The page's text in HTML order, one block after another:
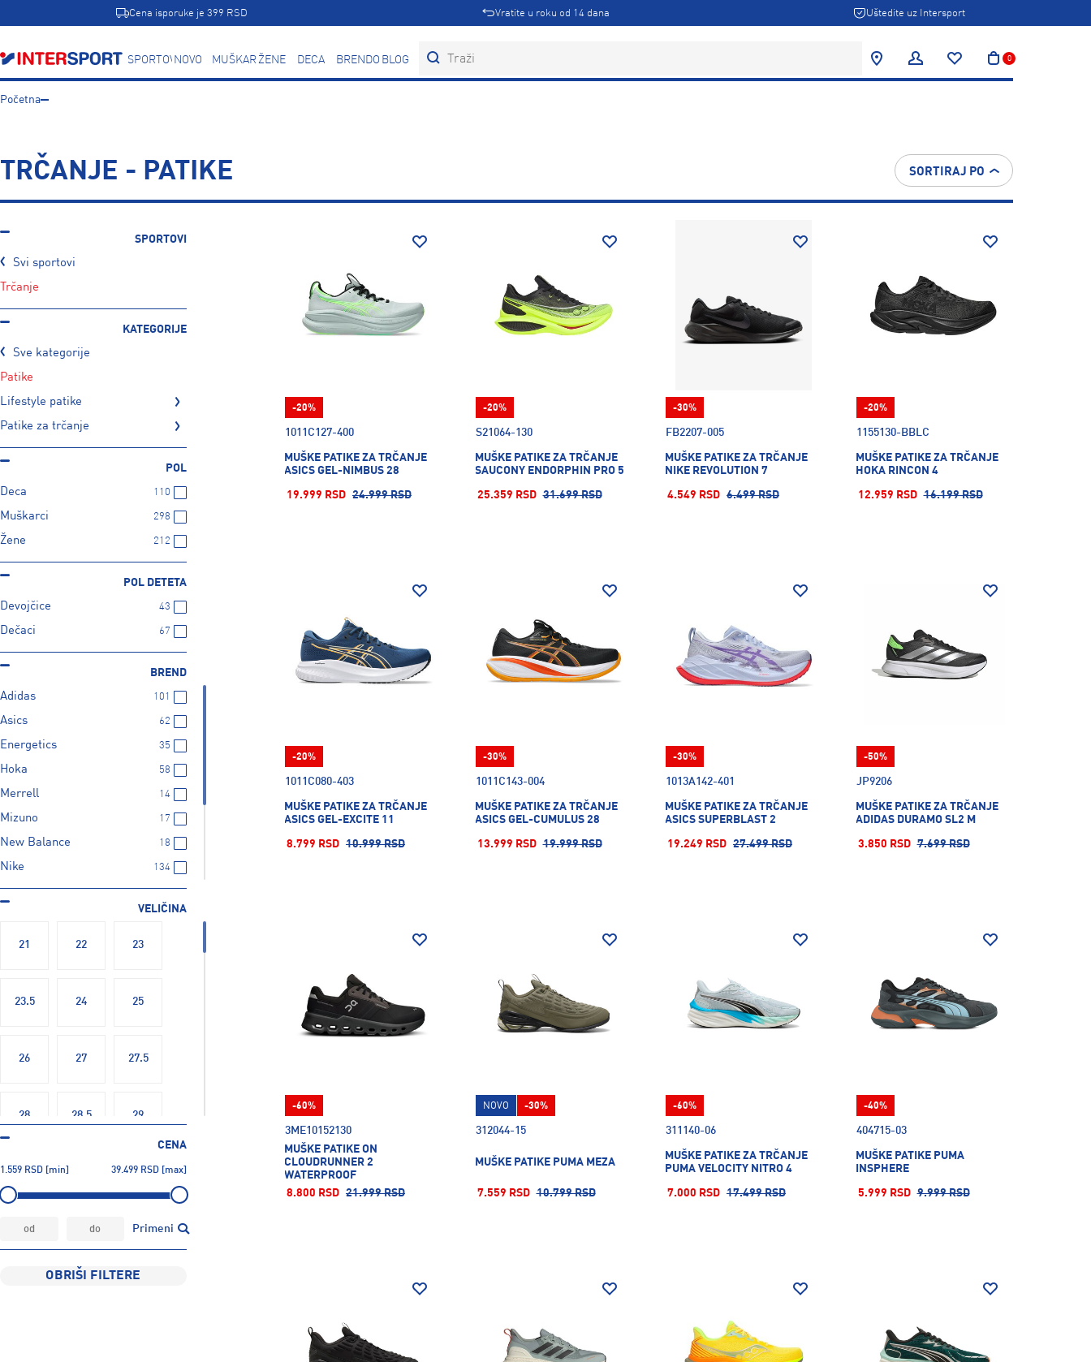
Cena isporuke je 399 RSD Vratite u roku od 14 dana Uštedite uz Intersport
SPORTOVINOVO MUŠKARCIŽENE DECA BRENDOVIBLOG 0
Početna
TRČANJE - PATIKE SORTIRAJ PO
SPORTOVI
Svi sportovi
trčanje
KATEGORIJE
Sve kategorije
patike
lifestyle patike
patike za trčanje
POL
Deca 110
Muškarci 298
Žene 212
POL DETETA
Devojčice 43
Dečaci 67
BREND
Adidas 101
Asics 62
Energetics 35
Hoka 58
Merrell 14
Mizuno 17
New Balance 18
Nike 134
On 26
109
Reebok
VELIČINA
21 22 23
23.5 24 25
26 27 27.5
28 28.5 29
29.5 30.5
31 31.5 32
CENA
1.559 RSD [min] 39.499 RSD [max]
Primeni
OBRIŠI FILTERE
1011C127-400
MUŠKE PATIKE ZA TRČANJE
ASICS GEL-NIMBUS 28
19.999 RSD 24.999 RSD
-20%
S21064-130
MUŠKE PATIKE ZA TRČANJE
SAUCONY ENDORPHIN PRO 5
25.359 RSD 31.699 RSD
-20%
FB2207-005
MUŠKE PATIKE ZA TRČANJE
NIKE REVOLUTION 7
4.549 RSD 6.499 RSD
-30%
1155130-BBLC
MUŠKE PATIKE ZA TRČANJE
HOKA RINCON 4
12.959 RSD 16.199 RSD
-20%
1011C080-403
MUŠKE PATIKE ZA TRČANJE
ASICS GEL-EXCITE 11
8.799 RSD 10.999 RSD
-20%
1011C143-004
MUŠKE PATIKE ZA TRČANJE
ASICS GEL-CUMULUS 28
13.999 RSD 19.999 RSD
-30%
1013A142-401
MUŠKE PATIKE ZA TRČANJE
ASICS SUPERBLAST 2
19.249 RSD 27.499 RSD
-30%
JP9206
MUŠKE PATIKE ZA TRČANJE
ADIDAS DURAMO SL2 M
3.850 RSD 7.699 RSD
-50%
3ME10152130
MUŠKE PATIKE ON
CLOUDRUNNER 2
WATERPROOF
8.800 RSD 21.999 RSD
-60%
312044-15
MUŠKE PATIKE PUMA MEZA
7.559 RSD 10.799 RSD
NOVO -30%
311140-06
MUŠKE PATIKE ZA TRČANJE
PUMA VELOCITY NITRO 4
7.000 RSD 17.499 RSD
-60%
404715-03
MUŠKE PATIKE PUMA
INSPHERE
5.999 RSD 9.999 RSD
-40%